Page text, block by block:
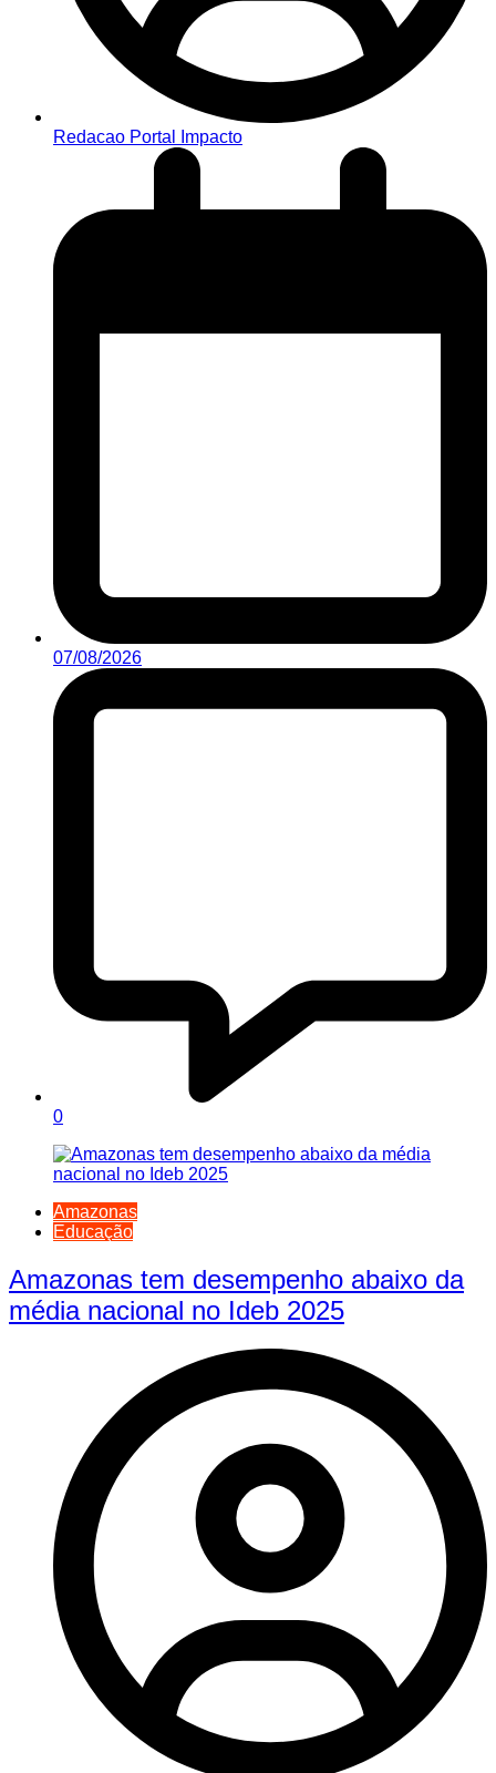
Redacao Portal Impacto
07/08/2026
0
Amazonas
Educação
Amazonas tem desempenho abaixo da
média nacional no Ideb 2025